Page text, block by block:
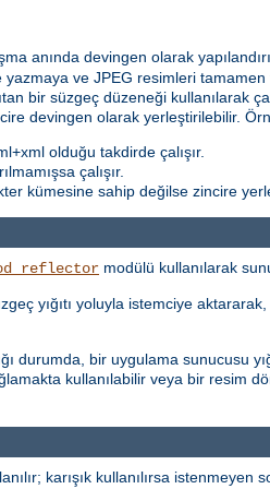
anında devingen olarak
ve JPEG resimleri
bir süzgeç düzeneği kullanılarak
devingen olarak yerleştirilebilir.
olduğu takdirde çalışır.
çalışır.
kümesine sahip değilse zincire
modülü kullanılarak
yığıtı yoluyla istemciye
durumda, bir uygulama sunucusu
kullanılabilir veya bir resim
karışık kullanılırsa